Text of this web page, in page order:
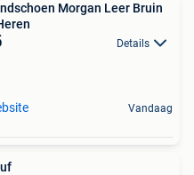
Morgan Leer Bruin
Details
Vandaag